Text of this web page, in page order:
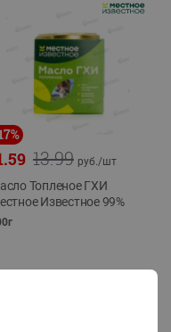
%
13.99 руб./шт
Топленое ГХИ
Известное 99%